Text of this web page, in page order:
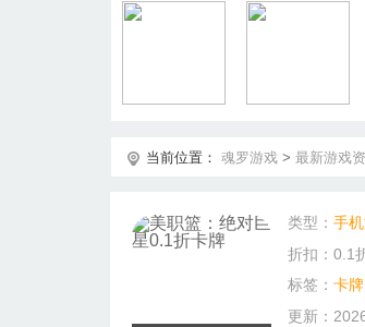
当前位置： 魂罗游戏 > 最新游戏
类型： 手
折扣：0.1
标签： 卡牌
更新：